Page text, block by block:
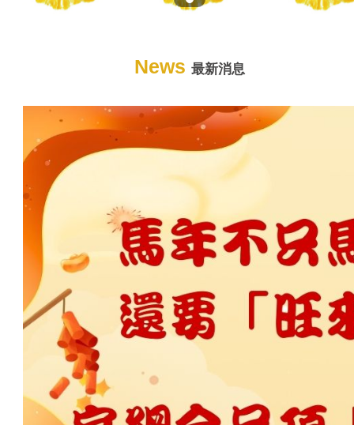
News 最新消息